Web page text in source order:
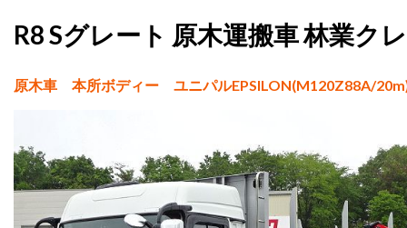
R8 Sグレート 原木運搬車 林業ク
原木車 本所ボディー ユニパルEPSILON(M120Z88A/